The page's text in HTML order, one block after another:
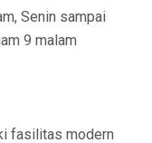
Senin sampai
9 malam
fasilitas modern